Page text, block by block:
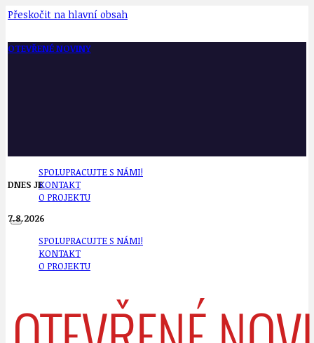
Přeskočit na hlavní obsah
OTEVŘENÉ NOVINY
SPOLUPRACUJTE S NÁMI!
KONTAKT
O PROJEKTU
SPOLUPRACUJTE S NÁMI!
KONTAKT
O PROJEKTU
DNES JE
7.8.2026